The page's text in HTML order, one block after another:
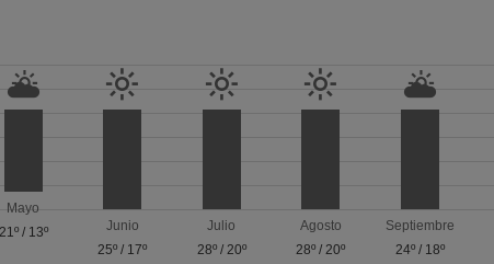
Mayo
21º/ 13º
Junio
25º / 17º
Julio
28º/ 20º
Agosto
28º /20º
Septiembre
24º/ 18º